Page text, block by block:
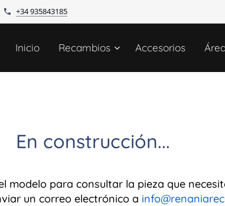
+34 935843185
Inicio Recambios Accesorios
En construcción...
modelo para consultar la pieza que
un correo electrónico a